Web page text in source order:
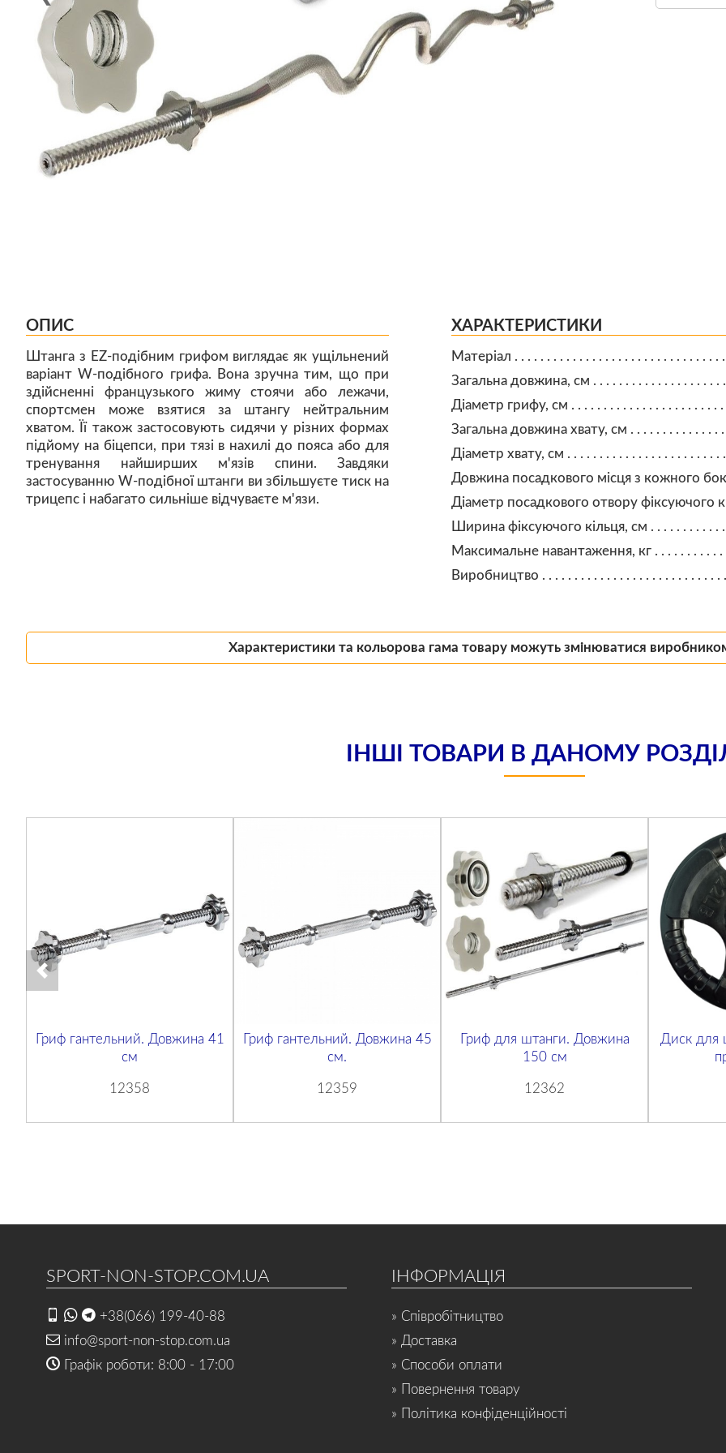
ОПИС
Штанга з EZ-подібним грифом виглядає як ущільнений
варіант W-подібного грифа. Вона зручна тим, що при
здійсненні французького жиму стоячи або лежачи,
спортсмен може взятися за штангу нейтральним
хватом. Її також застосовують сидячи у різних формах
підйому на біцепси, при тязі в нахилі до пояса або для
тренування найширших м'язів спини. Завдяки
застосуванню W-подібної штанги ви збільшуєте тиск на
трицепс і набагато сильніше відчуваєте м'язи.
ХАРАКТЕРИСТИКИ
Матеріал
Загальна довжина, см
Діаметр грифу, см
Загальна довжина хвату, см
Діаметр хвату, см
Довжина посадкового місця з кожного
Діаметр посадкового отвору фіксуючого
Ширина фіксуючого кільця, см
Максимальне навантаження, кг
Виробництво
Характеристики та кольорова гама товару можуть змінюватися
ІНШІ ТОВАРИ В ДАНОМУ
Гриф гантельний. Довжина 41
см
12358
Гриф гантельний. Довжина 45
см.
12359
Гриф для штанги. Довжина
150 см
12362
Диск для
SPORT-NON-STOP.COM.UA
+38(066) 199-40-88
info@sport-non-stop.com.ua
Графік роботи: 8:00 - 17:00
ІНФОРМАЦІЯ
» Співробітництво
» Доставка
» Способи оплати
» Повернення товару
» Політика конфіденційності